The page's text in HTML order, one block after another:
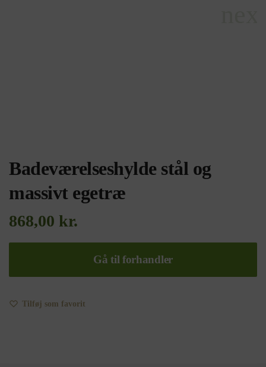
Badeværelseshylde stål og
massivt egetræ
868,00 kr.
Gå til forhandler
Tilføj som favorit